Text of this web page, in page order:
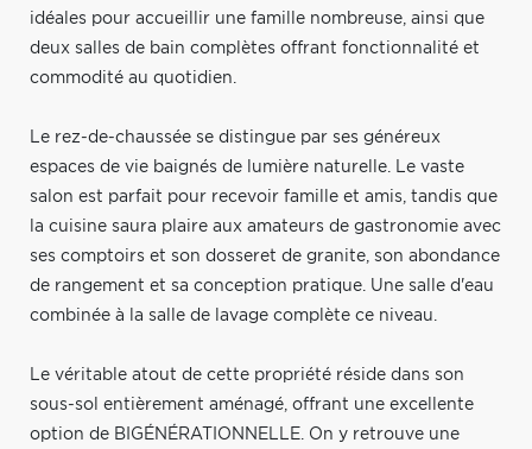
idéales pour accueillir une famille nombreuse, ainsi que
deux salles de bain complètes offrant fonctionnalité et
commodité au quotidien.
Le rez-de-chaussée se distingue par ses généreux
espaces de vie baignés de lumière naturelle. Le vaste
salon est parfait pour recevoir famille et amis, tandis que
la cuisine saura plaire aux amateurs de gastronomie avec
ses comptoirs et son dosseret de granite, son abondance
de rangement et sa conception pratique. Une salle d'eau
combinée à la salle de lavage complète ce niveau.
Le véritable atout de cette propriété réside dans son
sous-sol entièrement aménagé, offrant une excellente
option de BIGÉNÉRATIONNELLE. On y retrouve une